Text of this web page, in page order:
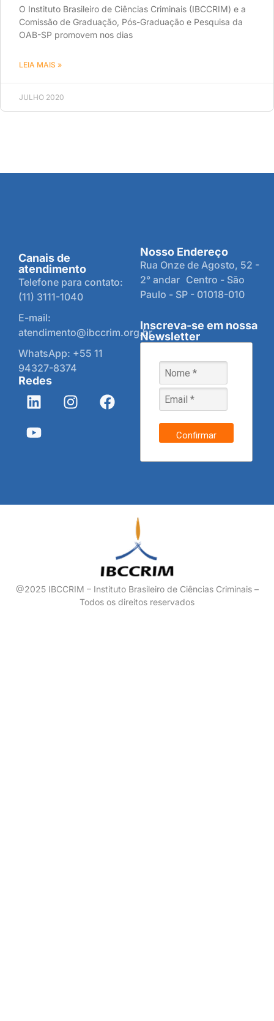
O Instituto Brasileiro de Ciências Criminais (IBCCRIM) e a
Comissão de Graduação, Pós-Graduação e Pesquisa da
OAB-SP promovem nos dias
LEIA MAIS »
JULHO 2020
Canais de
atendimento
Telefone para contato:
(11) 3111-1040
E-mail:
atendimento@ibccrim.org.br
WhatsApp: +55 11
94327-8374
Redes
Nosso Endereço
Rua Onze de Agosto, 52 -
2° andar Centro - São
Paulo - SP - 01018-010
Inscreva-se em nossa
Newsletter
Confirmar
@2025 IBCCRIM – Instituto Brasileiro de Ciências Criminais –
Todos os direitos reservados